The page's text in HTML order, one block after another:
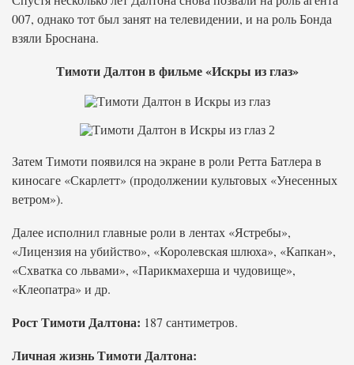
007, однако тот был занят на телевидении, и на роль Бонда
взяли Броснана.
Тимоти Далтон в фильме «Искры из глаз»
Затем Тимоти появился на экране в роли Ретта Батлера в
киносаге «Скарлетт» (продолжении культовых «Унесенных
ветром»).
Далее исполнил главные роли в лентах «Ястребы»,
«Лицензия на убийство», «Королевская шлюха», «Капкан»,
«Схватка со львами», «Парикмахерша и чудовище»,
«Клеопатра» и др.
Рост Тимоти Далтона: 187 сантиметров.
Личная жизнь Тимоти Далтона: